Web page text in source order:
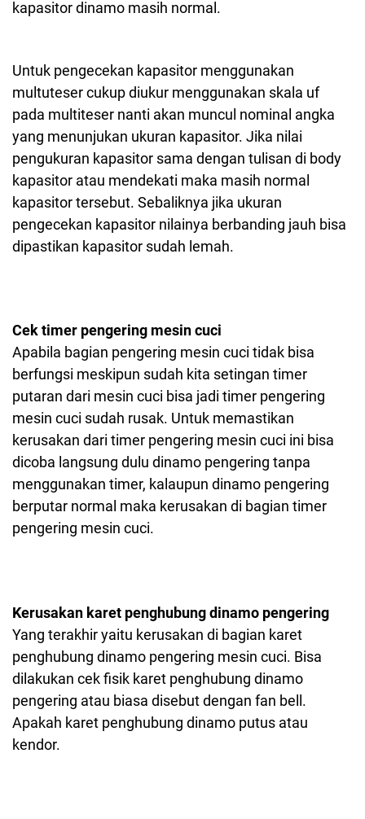
kapasitor dinamo masih normal.
Untuk pengecekan kapasitor menggunakan
multuteser cukup diukur menggunakan skala uf
pada multiteser nanti akan muncul nominal angka
yang menunjukan ukuran kapasitor. Jika nilai
pengukuran kapasitor sama dengan tulisan di body
kapasitor atau mendekati maka masih normal
kapasitor tersebut. Sebaliknya jika ukuran
pengecekan kapasitor nilainya berbanding jauh bisa
dipastikan kapasitor sudah lemah.
Cek timer pengering mesin cuci
Apabila bagian pengering mesin cuci tidak bisa
berfungsi meskipun sudah kita setingan timer
putaran dari mesin cuci bisa jadi timer pengering
mesin cuci sudah rusak. Untuk memastikan
kerusakan dari timer pengering mesin cuci ini bisa
dicoba langsung dulu dinamo pengering tanpa
menggunakan timer, kalaupun dinamo pengering
berputar normal maka kerusakan di bagian timer
pengering mesin cuci.
Kerusakan karet penghubung dinamo pengering
Yang terakhir yaitu kerusakan di bagian karet
penghubung dinamo pengering mesin cuci. Bisa
dilakukan cek fisik karet penghubung dinamo
pengering atau biasa disebut dengan fan bell.
Apakah karet penghubung dinamo putus atau
kendor.